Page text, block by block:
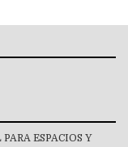
ESPACIOS Y